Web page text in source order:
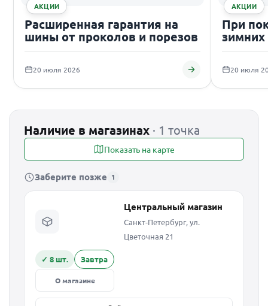
АКЦИИ
Расширенная гарантия на
шины от проколов и порезов
20 июля 2026
АКЦИИ
При
20 июля
Наличие в магазинах · 1 точка
Показать на карте
Заберите позже 1
Центральный магазин
Санкт-Петербург, ул.
Цветочная 21
✓ 8 шт. Завтра
О магазине